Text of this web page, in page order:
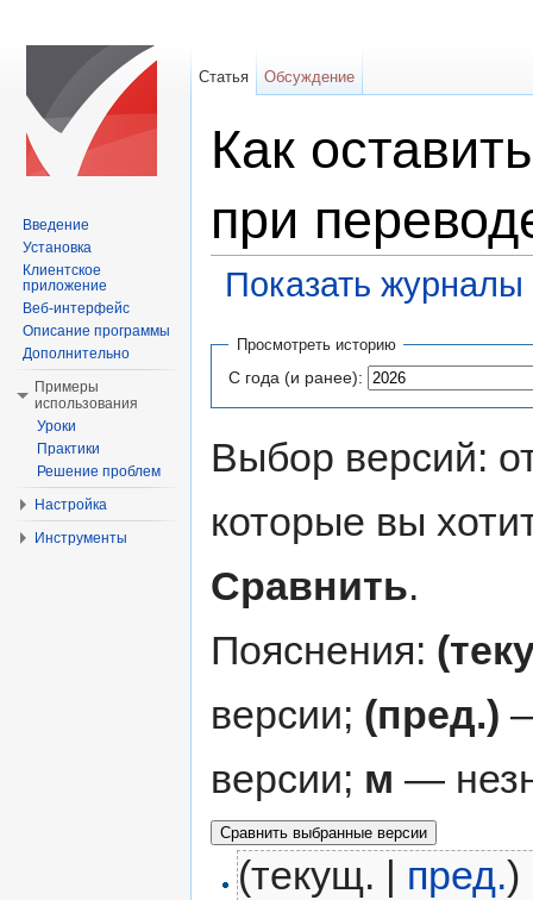
Как
при
Показать
Просмотреть историю
С года (и ранее):
Выбор версий:
которые вы
Сравнить.
Пояснения:
версии; (пред.)
версии; м —
(текущ. | пред.)
Статья Обсуждение
Введение
Установка
Клиентское
приложение
Веб-интерфейс
Описание программы
Дополнительно
Примеры
использования
Уроки
Практики
Решение проблем
Настройка
Инструменты